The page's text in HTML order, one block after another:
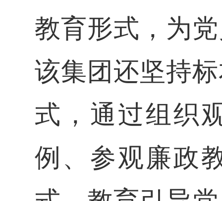
教育形式，为
该集团还坚持
式，通过组织
例、参观廉政